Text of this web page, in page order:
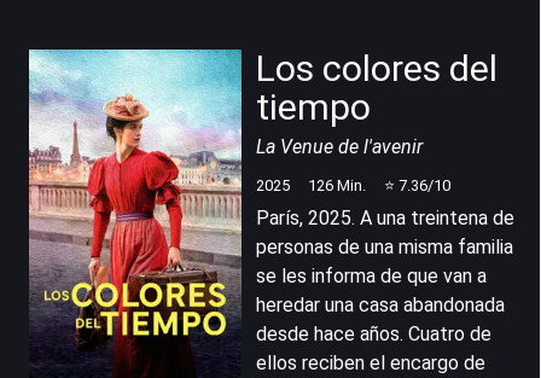
Los colores del
tiempo
La Venue de l'avenir
2025 126 Min. ⭐ 7.36/10
París, 2025. A una treintena de
personas de una misma familia
se les informa de que van a
heredar una casa abandonada
desde hace años. Cuatro de
ellos reciben el encargo de